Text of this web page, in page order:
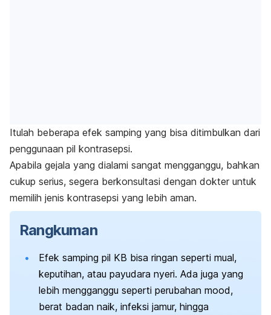
Itulah beberapa efek samping yang bisa ditimbulkan dari
penggunaan pil kontrasepsi.
Apabila gejala yang dialami sangat mengganggu, bahkan
cukup serius, segera berkonsultasi dengan dokter untuk
memilih jenis kontrasepsi yang lebih aman.
Rangkuman
Efek samping pil KB bisa ringan seperti mual,
keputihan, atau payudara nyeri. Ada juga yang
lebih mengganggu seperti perubahan mood,
berat badan naik, infeksi jamur, hingga